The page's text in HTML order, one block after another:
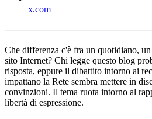
x.com
Che differenza c'è fra un quotidiano,
sito Internet? Chi legge questo blog
risposta, eppure il dibattito intorno ai
impattano la Rete sembra mettere in
convinzioni. Il tema ruota intorno al
libertà di espressione.